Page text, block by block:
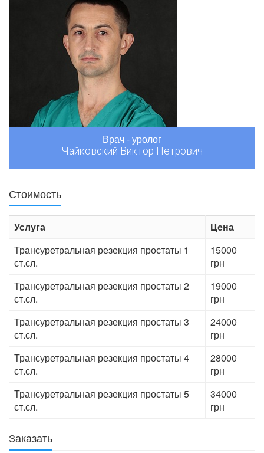
Врач - уролог
Чайковский Виктор Петрович
Стоимость
Услуга
Цена
Трансуретральная резекция простаты 1
ст.сл.
15000
грн
Трансуретральная резекция простаты 2
ст.сл.
19000
грн
Трансуретральная резекция простаты 3
ст.сл.
24000
грн
Трансуретральная резекция простаты 4
ст.сл.
28000
грн
Трансуретральная резекция простаты 5
ст.сл.
34000
грн
Заказать